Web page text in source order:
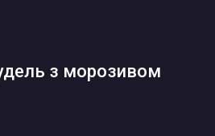
з морозивом